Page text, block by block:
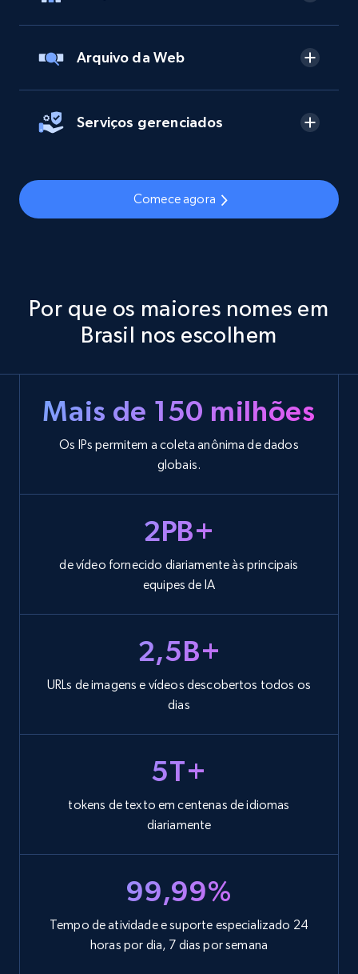
Arquivo da Web
Serviços gerenciados
Comece agora
Por que os maiores nomes em
Brasil nos escolhem
Mais de 150 milhões
Os IPs permitem a coleta anônima de dados
globais.
2PB+
de vídeo fornecido diariamente às principais
equipes de IA
2,5B+
URLs de imagens e vídeos descobertos todos os
dias
5T+
tokens de texto em centenas de idiomas
diariamente
99,99%
Tempo de atividade e suporte especializado 24
horas por dia, 7 dias por semana